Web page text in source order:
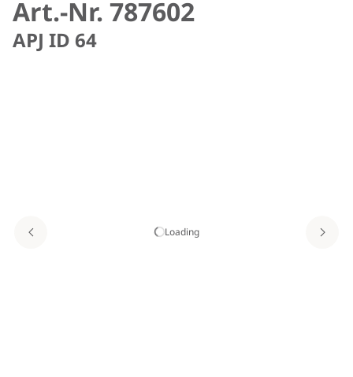
Art.-Nr. 787602
APJ ID 64
Loading